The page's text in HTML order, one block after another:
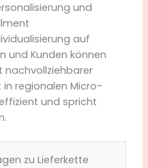
und
auf
und Kunden können
nachvollziehbarer
regionalen Micro-
und spricht
zu Lieferkette